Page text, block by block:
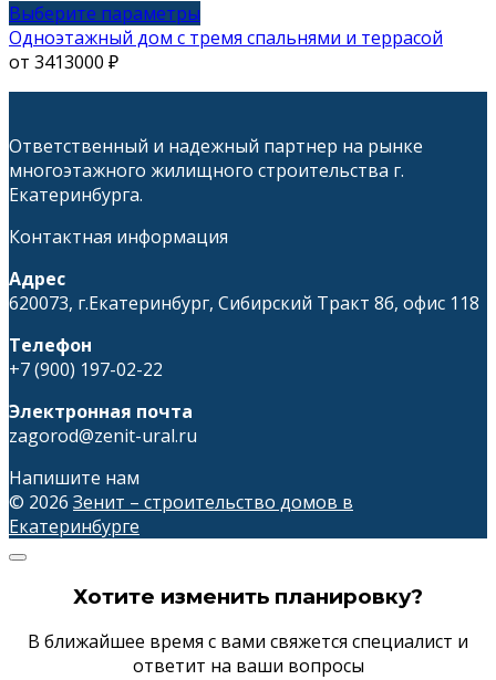
можно
товара.
Выберите параметры
товар
Опции
можно
выбрать
странице
Одноэтажный дом с тремя спальнями и террасой
от 3413000 ₽
Ответственный и надежный партнер на рынке
многоэтажного жилищного строительства г.
Екатеринбурга.
Контактная информация
Адрес
620073, г.Екатеринбург, Сибирский Тракт 8б, офис 118
Телефон
+7 (900) 197-02-22
Электронная почта
zagorod@zenit-ural.ru
Напишите нам
© 2026 Зенит – строительство домов в
Екатеринбурге
Хотите изменить планировку?
В ближайшее время с вами свяжется специалист и
ответит на ваши вопросы